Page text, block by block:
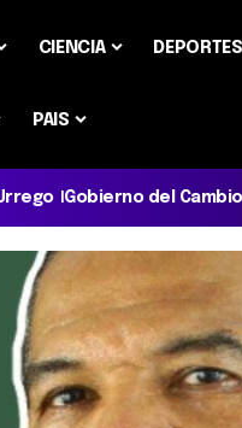
CIENCIA DEPORTES
PAIS
Gobierno del Cambio